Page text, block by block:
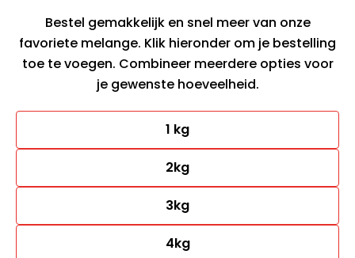
Bestel gemakkelijk en snel meer van onze
favoriete melange. Klik hieronder om je bestelling
toe te voegen. Combineer meerdere opties voor
je gewenste hoeveelheid.
1 kg
2kg
3kg
4kg